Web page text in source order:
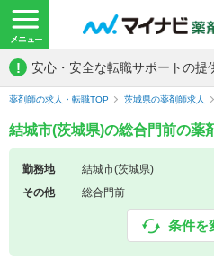
! 安心・安全な転職サポートの提
薬剤師の求人・転職TOP 茨城県の薬剤師求人
結城市(茨城県)の総合門前の薬
勤務地
結城市(茨城県)
その他
総合門前
条件を